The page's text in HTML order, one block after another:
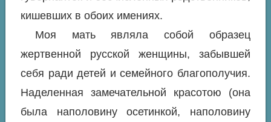
кишевших в обоих имениях.
Моя мать являла собой образец
жертвенной русской женщины, забывшей
себя ради детей и семейного благополучия.
Наделенная замечательной красотою (она
была наполовину осетинкой, наполовину